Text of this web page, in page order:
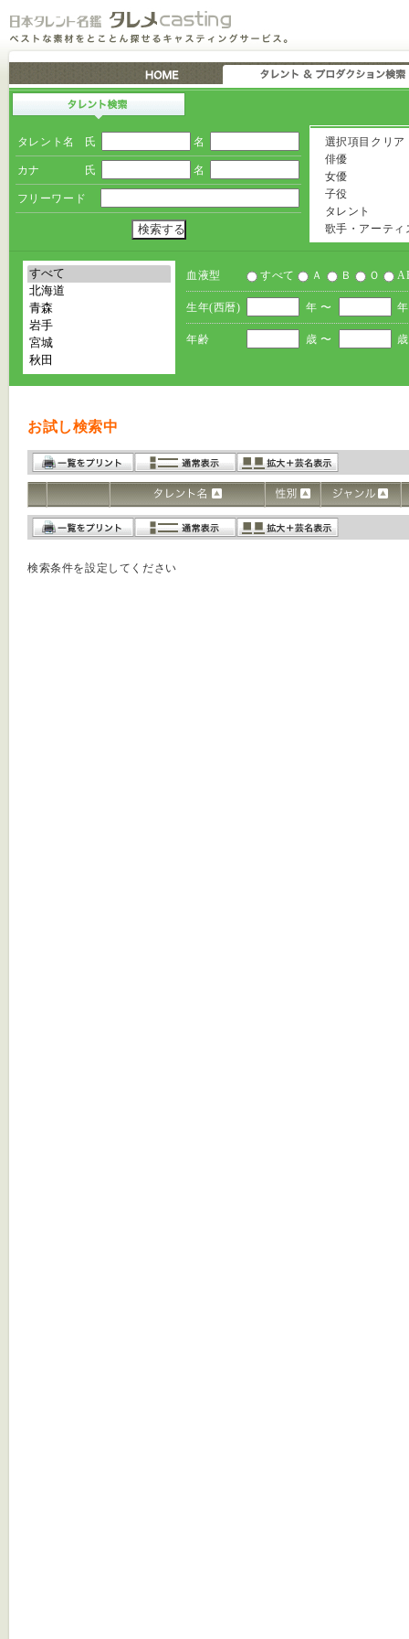
タレント名 氏 名
カナ 氏 名
フリーワード
選択項目クリア
俳優
女優
子役
タレント
歌手・アーティ
血液型 すべて Ａ Ｂ Ｏ
生年(西暦) 年 〜
年齢 歳 〜 歳
お試し検索中
検索条件を設定してください